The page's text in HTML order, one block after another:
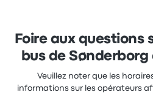
Foire aux questions
bus de
Veuillez noter que les
informations sur les opérateurs